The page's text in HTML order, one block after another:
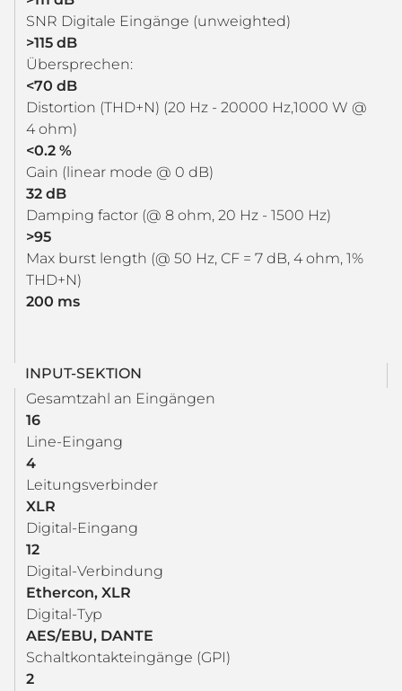
SNR Digitale Eingänge (unweighted)
>115 dB
Übersprechen:
<70 dB
Distortion (THD+N) (20 Hz - 20000 Hz,1000 W @
4 ohm)
<0.2 %
Gain (linear mode @ 0 dB)
32 dB
Damping factor (@ 8 ohm, 20 Hz - 1500 Hz)
>95
Max burst length (@ 50 Hz, CF = 7 dB, 4 ohm, 1%
THD+N)
200 ms
INPUT-SEKTION
Gesamtzahl an Eingängen
16
Line-Eingang
4
Leitungsverbinder
XLR
Digital-Eingang
12
Digital-Verbindung
Ethercon, XLR
Digital-Typ
AES/EBU, DANTE
Schaltkontakteingänge (GPI)
2